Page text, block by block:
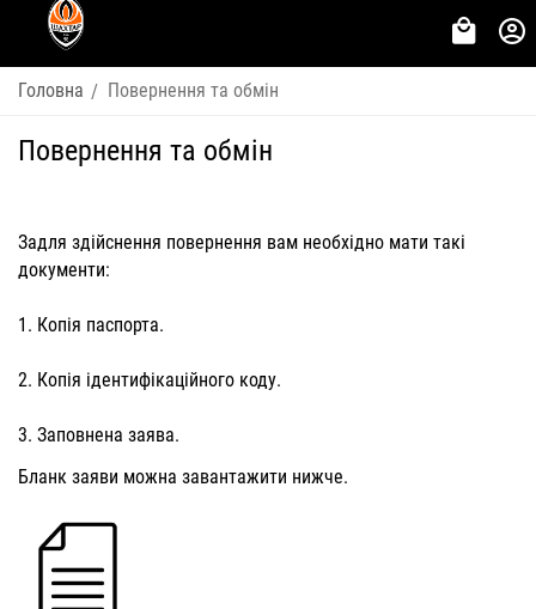
Головна / Повернення та обмін
Повернення та обмін
Задля здійснення повернення вам необхідно мати такі
документи:
1. Копія паспорта.
2. Копія ідентифікаційного коду.
3. Заповнена заява.
Бланк заяви можна завантажити нижче.